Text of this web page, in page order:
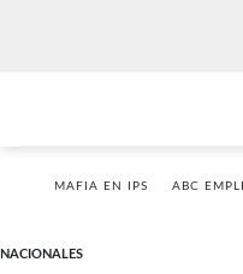
MAFIA EN IPS ABC
NACIONALES